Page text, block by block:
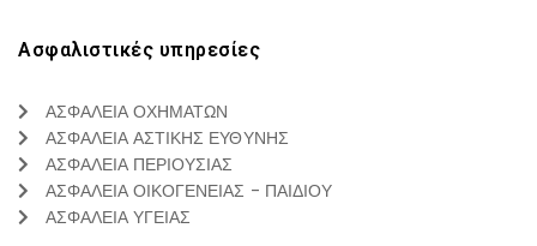
Ασφαλιστικές υπηρεσίες
ΑΣΦΑΛΕΙΑ ΟΧΗΜΑΤΩΝ
ΑΣΦΑΛΕΙΑ ΑΣΤΙΚΗΣ ΕΥΘΥΝΗΣ
ΑΣΦΑΛΕΙΑ ΠΕΡΙΟΥΣΙΑΣ
ΑΣΦΑΛΕΙΑ ΟΙΚΟΓΕΝΕΙΑΣ - ΠΑΙΔΙΟΥ
ΑΣΦΑΛΕΙΑ ΥΓΕΙΑΣ